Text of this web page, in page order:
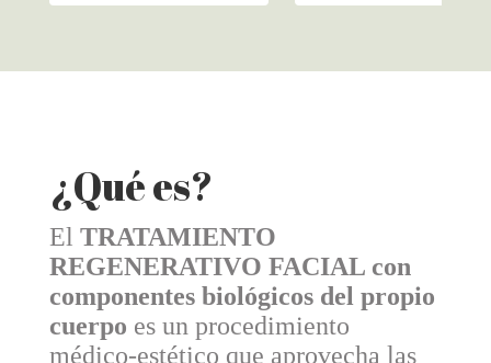
¿Qué es?
El TRATAMIENTO
REGENERATIVO FACIAL con
componentes biológicos del propio
cuerpo es un procedimiento
médico-estético que aprovecha las